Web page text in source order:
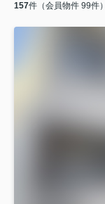
157件（会員物件 99件）